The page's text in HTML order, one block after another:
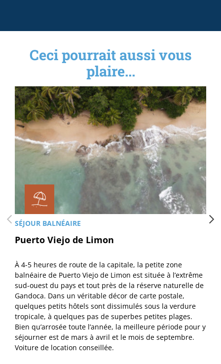
Ceci pourrait aussi vous
plaire...
SÉJOUR BALNÉAIRE
Puerto Viejo de Limon
À 4-5 heures de route de la capitale, la petite zone
balnéaire de Puerto Viejo de Limon est située à l’extrême
sud-ouest du pays et tout près de la réserve naturelle de
Gandoca. Dans un véritable décor de carte postale,
quelques petits hôtels sont dissimulés sous la verdure
tropicale, à quelques pas de superbes petites plages.
Bien qu’arrosée toute l’année, la meilleure période pour y
séjourner est de mars à avril et le mois de septembre.
Voiture de location conseillée.